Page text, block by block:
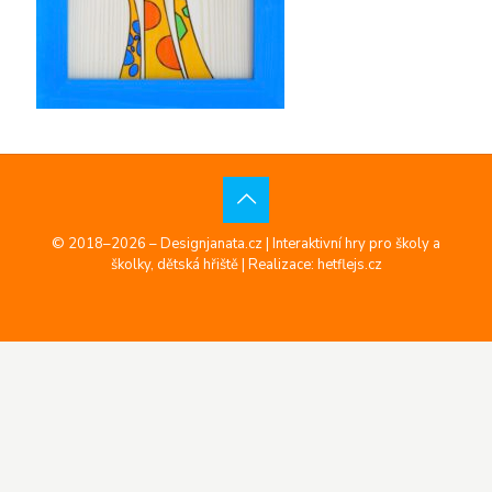
© 2018–2026 – Designjanata.cz | Interaktivní hry pro školy a
školky, dětská hřiště | Realizace: hetflejs.cz